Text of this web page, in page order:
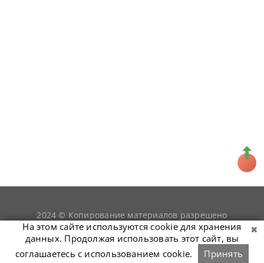
2024 © Копирование материалов разрешено
только при условии гиперссылки наsnookerist.ru
На этом сайте используются cookie для хранения
данных. Продолжая использовать этот сайт, вы
соглашаетесь с использованием cookie.
Принять